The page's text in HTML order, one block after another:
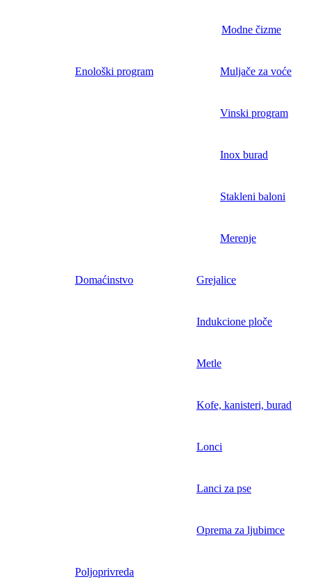
Modne čizme
Enološki program Muljače za voće
Vinski program
Inox burad
Stakleni baloni
Merenje
Domaćinstvo Grejalice
Indukcione ploče
Metle
Kofe, kanisteri, burad
Lonci
Lanci za pse
Oprema za ljubimce
Poljoprivreda